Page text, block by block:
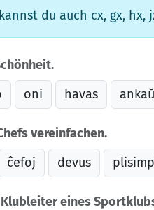
du auch cx, gx, hx,
oni havas ankaŭ
vereinfachen.
ĉefoj devus
eines